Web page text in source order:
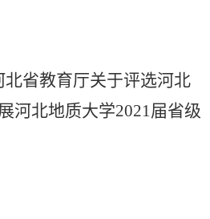
北省教育厅关于评选河北
河北地质大学2021届省级